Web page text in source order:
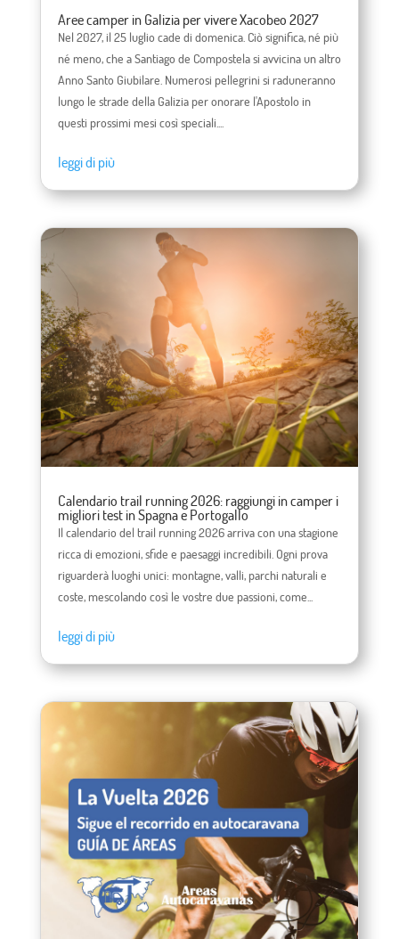
Aree camper in Galizia per vivere Xacobeo 2027
Nel 2027, il 25 luglio cade di domenica. Ciò significa, né più
né meno, che a Santiago de Compostela si avvicina un altro
Anno Santo Giubilare. Numerosi pellegrini si raduneranno
lungo le strade della Galizia per onorare l'Apostolo in
questi prossimi mesi così speciali....
leggi di più
Calendario trail running 2026: raggiungi in camper i
migliori test in Spagna e Portogallo
Il calendario del trail running 2026 arriva con una stagione
ricca di emozioni, sfide e paesaggi incredibili. Ogni prova
riguarderà luoghi unici: montagne, valli, parchi naturali e
coste, mescolando così le vostre due passioni, come...
leggi di più